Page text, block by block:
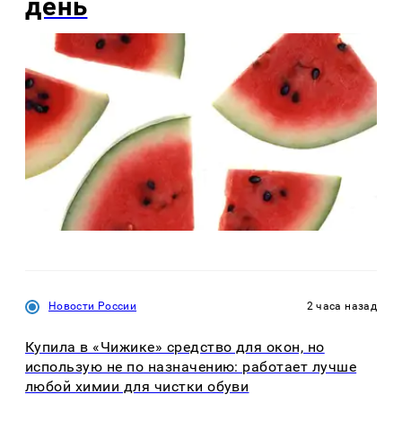
день
Новости России 2 часа назад
Купила в «Чижике» средство для окон, но
использую не по назначению: работает лучше
любой химии для чистки обуви